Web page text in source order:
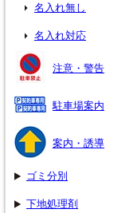
名入れ無し
名入れ対応
注意・警告
駐車場案内
案内・誘導
ゴミ分別
下地処理剤